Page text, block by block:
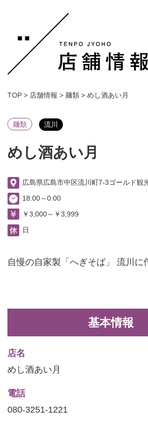
TOP > 店舗情報 > 麺類 > めし酒あい月
麺類 流川
めし酒あい月
広島県広島市中区流川町7-3ゴールド観
18:00～0:00
￥3,000～￥3,999
日
自慢の自家製「へぎそば」 流川に
基本情報
店名
めし酒あい月
電話
080-3251-1221